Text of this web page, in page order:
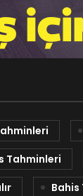
Tahminleri